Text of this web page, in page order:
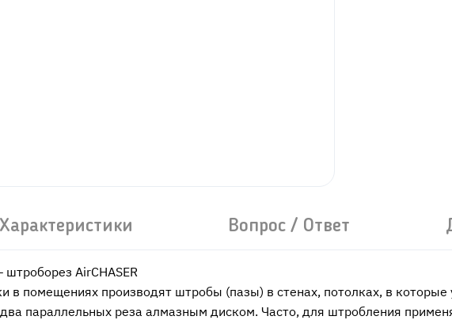
Характеристики Вопрос / Ответ
AirCHASER
в помещениях производят штробы (пазы) в стенах, потолках, в
два параллельных реза алмазным диском. Часто, для штробления